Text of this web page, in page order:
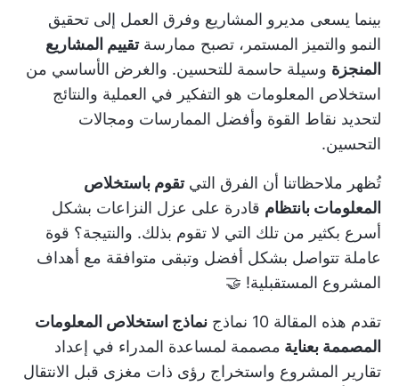
بينما يسعى مديرو المشاريع وفرق العمل إلى تحقيق
النمو والتميز المستمر، تصبح ممارسةتقييم المشاريع
المنجزة وسيلة حاسمة للتحسين. والغرض الأساسي من
استخلاص المعلومات هو التفكير في العملية والنتائج
لتحديد نقاط القوة وأفضل الممارسات ومجالات
التحسين.
تُظهر ملاحظاتنا أن الفرق التيتقوم باستخلاص
المعلومات بانتظام قادرة على عزل النزاعات بشكل
أسرع بكثير من تلك التي لا تقوم بذلك. والنتيجة؟ قوة
عاملة تتواصل بشكل أفضل وتبقى متوافقة مع أهداف
المشروع المستقبلية! 🤝
تقدم هذه المقالة 10 نماذج
نماذج استخلاص المعلومات
المصممة بعناية مصممة لمساعدة المدراء في إعداد
تقارير المشروع واستخراج رؤى ذات مغزى قبل الانتقال